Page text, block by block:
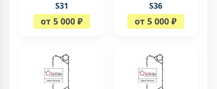
S31
от 5 000 ₽
S36
от 5 000 ₽